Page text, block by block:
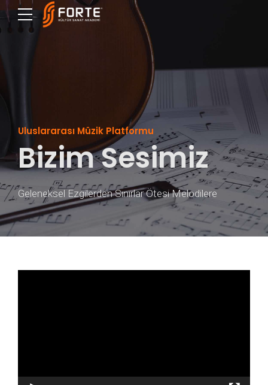
Uluslararası Müzik Platformu
Bizim Sesimiz
Geleneksel Ezgilerden Sınırlar Ötesi Melodilere